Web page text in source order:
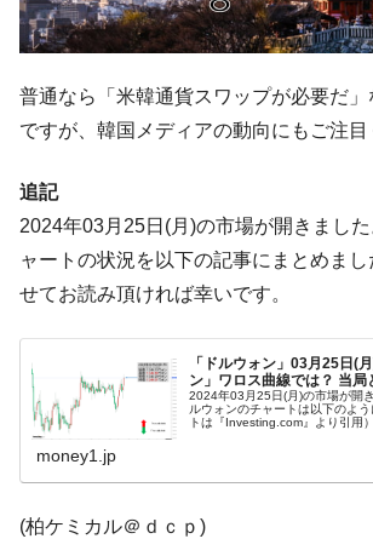
Fact1
夏の甲子園、優勝校を最も多く
府県とは？
Fact1 今話題の「楽天ライオンズ」とは
Fact1 奇跡の毛色「白毛馬」とは？
える賞金とは？
Fact1 平成仮面ライダーの意外すぎる
発表から2日で大崩壊、鳴かず
なスーパーリーグとは？
Fact1
日本人マスターズ挑戦の歴史。
だった選手とは？
Fact1
甲子園通算本塁打、最多の清原
ている意外な選手とは？
Fact1 セレクトセールの高額取引馬が
普通なら「米韓通貨スワップが必要だ
ですが、韓国メディアの動向にもご注目
追記
2024年03月25日(月)の市場が開きまし
ャートの状況を以下の記事にまとめま
せてお読み頂ければ幸いです。
「ドルウォン」03月25日(
ン」ワロス曲線では？ 当局
2024年03月25日(月)の市場が開
ルウォンのチャートは以下のよ
トは『Investing.com』より引用
money1.jp
(柏ケミカル＠ｄｃｐ)